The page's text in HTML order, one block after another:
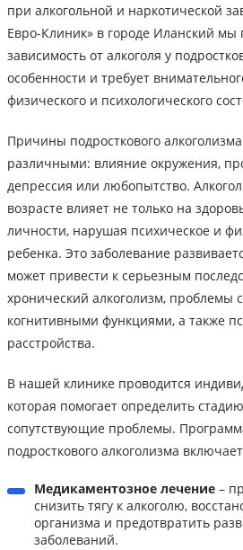
при алкогольной и наркотической
Евро-Клиник» в городе Иланский мы
зависимость от алкоголя у
особенности и требует
физического и психологического
Причины подросткового
различными: влияние окружения,
депрессия или любопытство.
возрасте влияет не только на
личности, нарушая психическое и
ребенка. Это заболевание
может привести к серьезным
хронический алкоголизм, проблемы
когнитивными функциями, а также
расстройства.
В нашей клинике проводится
которая помогает определить
сопутствующие проблемы.
подросткового алкоголизма
Медикаментозное лечение –
снизить тягу к алкоголю,
организма и предотвратить
заболеваний.